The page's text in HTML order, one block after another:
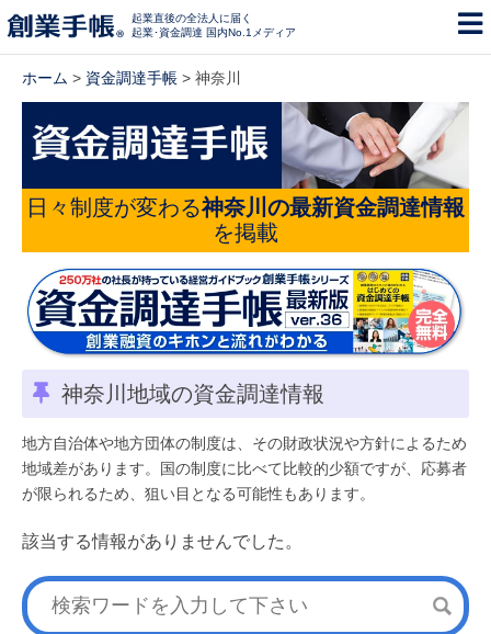
起業直後の全法人に届く
起業･資金調達 国内No.1メディア
ホーム > 資金調達手帳 > 神奈川
日々制度が変わる神奈川の最新資金調達情報
を掲載
神奈川地域の資金調達情報
地方自治体や地方団体の制度は、その財政状況や方針によるため
地域差があります。国の制度に比べて比較的少額ですが、応募者
が限られるため、狙い目となる可能性もあります。
該当する情報がありませんでした。